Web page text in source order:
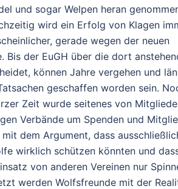
und sogar Welpen heran
wird ein Erfolg von Klagen
gerade wegen der neuen
Bis der EuGH über die dort
können Jahre vergehen und
geschaffen worden sein.
Zeit wurde seitenes von
Verbände um Spenden und
dem Argument, dass
wirklich schützen könnten und
von anderen Vereinen nur
werden Wolfsfreunde mit der